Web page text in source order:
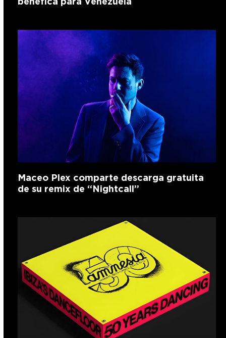
Maceo Plex comparte descarga gratuita
de su remix de “Nightcall”